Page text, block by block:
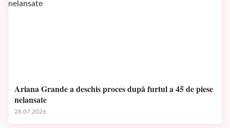
Ariana Grande a deschis proces după furtul a 45 de piese
nelansate
28.07.2026